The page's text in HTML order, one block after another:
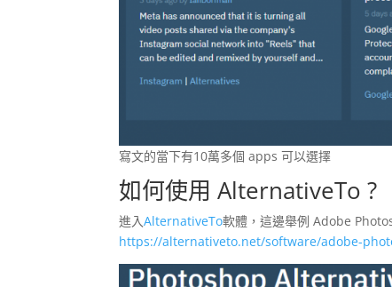
寫文的當下有10萬多個 apps 可以選擇
如何使用 AlternativeTo ?
進入AlternativeTo軟體，這邊舉例 Adobe
https://alternativeto.net/software/adobe-